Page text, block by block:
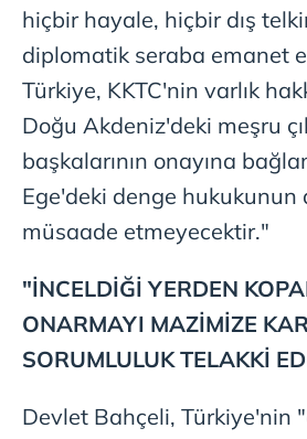
hiçbir hayale, hiçbir dış
diplomatik seraba emanet
Türkiye, KKTC'nin varlık
Doğu Akdeniz'deki meşru
başkalarının onayına
Ege'deki denge hukukunun
müsaade etmeyecektir."
"İNCELDİĞİ YERDEN
ONARMAYI MAZİMİZE
SORUMLULUK TELAKKİ
Devlet Bahçeli, Türkiye'nin